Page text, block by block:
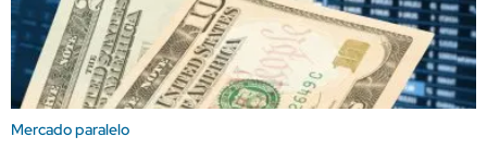
Mercado paralelo